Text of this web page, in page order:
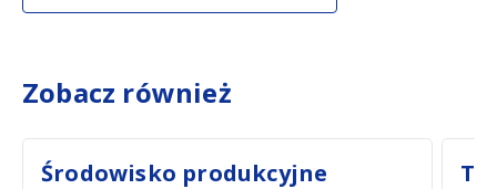
Zobacz również
Środowisko produkcyjne